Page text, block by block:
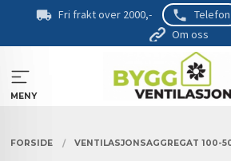
Fri frakt over 2000,- Telefon
Om oss
MENY
FORSIDE VENTILASJONSAGGREGAT 100-